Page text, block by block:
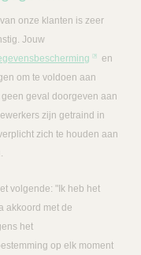
onze klanten is zeer
Jouw
en
om te voldoen aan
geval doorgeven aan
zijn getraind in
zich te houden aan
volgende: "Ik heb het
akkoord met de
het
op elk moment